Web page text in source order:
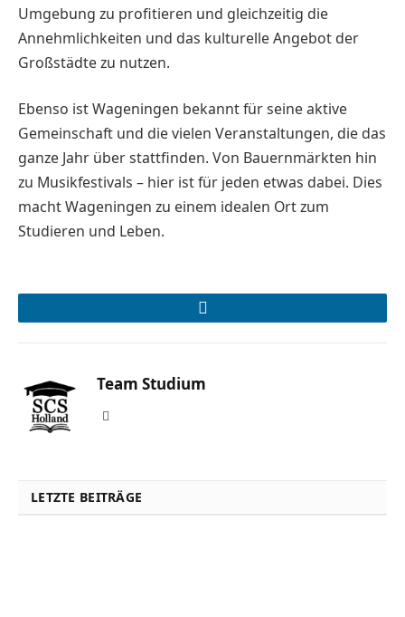
Umgebung zu profitieren und gleichzeitig die
Annehmlichkeiten und das kulturelle Angebot der
Großstädte zu nutzen.
Ebenso ist Wageningen bekannt für seine aktive
Gemeinschaft und die vielen Veranstaltungen, die das
ganze Jahr über stattfinden. Von Bauernmärkten hin
zu Musikfestivals – hier ist für jeden etwas dabei. Dies
macht Wageningen zu einem idealen Ort zum
Studieren und Leben.
LinkedIn
Team Studium
LETZTE BEITRÄGE